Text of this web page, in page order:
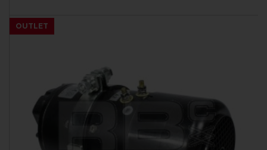
OUTLET